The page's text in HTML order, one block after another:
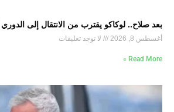
بعد صلاح.. لوكاكو يقترب من الانتقال إلى
أغسطس 8, 2026 لا توجد تعليقات
Read More »